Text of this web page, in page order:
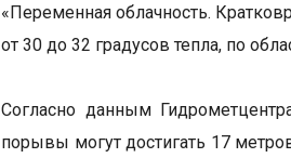
«Переменная облачность.
от 30 до 32 градусов тепла, по
Согласно данным
порывы могут достигать 17